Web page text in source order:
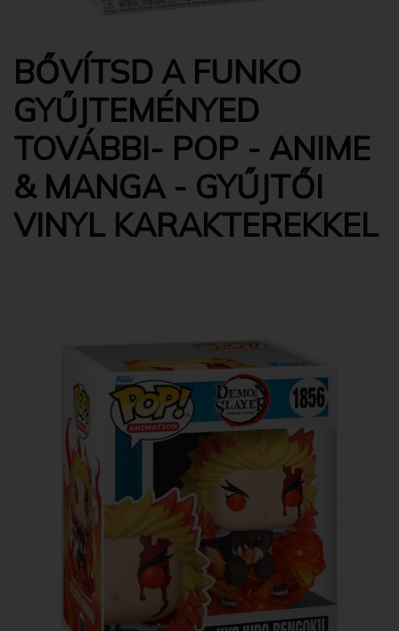
BŐVÍTSD A FUNKO
GYŰJTEMÉNYED
TOVÁBBI- POP - ANIME
& MANGA - GYŰJTŐI
VINYL KARAKTEREKKEL